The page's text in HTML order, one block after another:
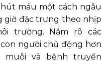
máu một cách ngẫu
giờ đặc trưng theo nhịp
trường. Nắm rõ các
người chủ động hơn
muỗi và bệnh truyền